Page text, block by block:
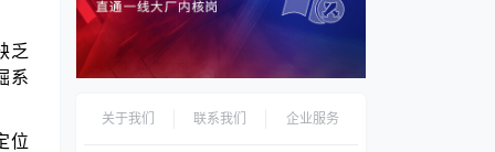
乏
系
位
关于我们 联系我们 企业服务